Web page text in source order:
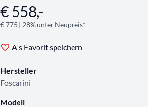
Angebotsinformationen
€ 558,-
€ 775 | 28% unter Neupreis*
Als Favorit speichern
Hersteller
Foscarini
Modell